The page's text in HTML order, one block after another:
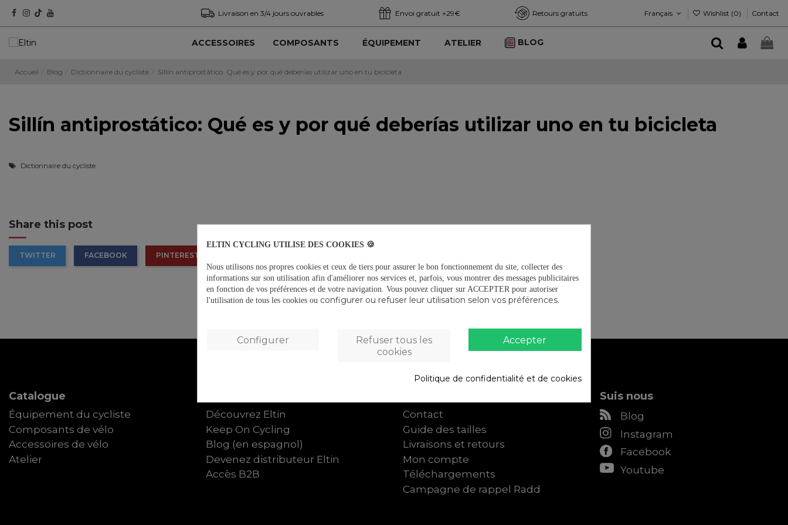
Livraison en 3/4 jours ouvrables Envoi gratuit +29€ Retours gratuits Français Wishlist (0) Contact
ACCESSOIRES COMPOSANTS ÉQUIPEMENT ATELIER BLOG
Accueil Blog Dictionnaire du cycliste Sillín antiprostático: Qué es y por qué deberías utilizar uno en tu bicicleta
Sillín antiprostático: Qué es y por qué deberías utilizar uno en tu bicicleta
Dictionnaire du cycliste
Share this post
TWITTER FACEBOOK PINTEREST
Catalogue
Équipement du cycliste
Composants de vélo
Accessoires de vélo
Atelier
Découvrez Eltin
Keep On Cycling
Blog (en espagnol)
Devenez distributeur Eltin
Accès B2B
Contact
Guide des tailles
Livraisons et retours
Mon compte
Téléchargements
Campagne de rappel Radd
Suis nous
Blog
Instagram
Facebook
Youtube
ELTIN CYCLING UTILISE DES COOKIES 🍪
Nous utilisons nos propres cookies et ceux de tiers pour assurer le bon fonctionnement du site, collecter des
informations sur son utilisation afin d'améliorer nos services et, parfois, vous montrer des messages publicitaires
en fonction de vos préférences et de votre navigation. Vous pouvez cliquer sur ACCEPTER pour autoriser
l'utilisation de tous les cookies ou configurer ou refuser leur utilisation selon vos préférences.
Accepter
Refuser tous les
cookies
Configurer
Politique de confidentialité et de cookies